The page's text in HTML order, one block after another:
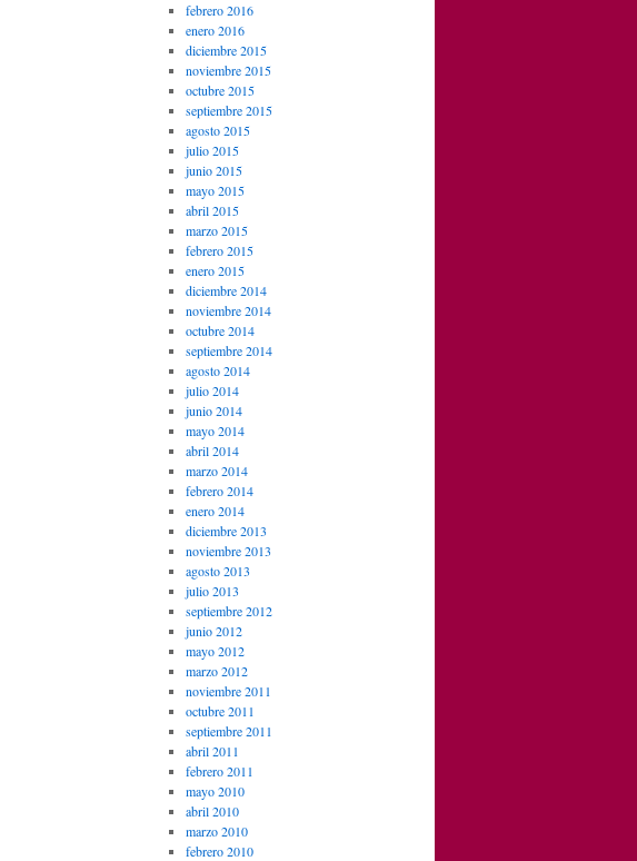
febrero 2016
enero 2016
diciembre 2015
noviembre 2015
octubre 2015
septiembre 2015
agosto 2015
julio 2015
junio 2015
mayo 2015
abril 2015
marzo 2015
febrero 2015
enero 2015
diciembre 2014
noviembre 2014
octubre 2014
septiembre 2014
agosto 2014
julio 2014
junio 2014
mayo 2014
abril 2014
marzo 2014
febrero 2014
enero 2014
diciembre 2013
noviembre 2013
agosto 2013
julio 2013
septiembre 2012
junio 2012
mayo 2012
marzo 2012
noviembre 2011
octubre 2011
septiembre 2011
abril 2011
febrero 2011
mayo 2010
abril 2010
marzo 2010
febrero 2010